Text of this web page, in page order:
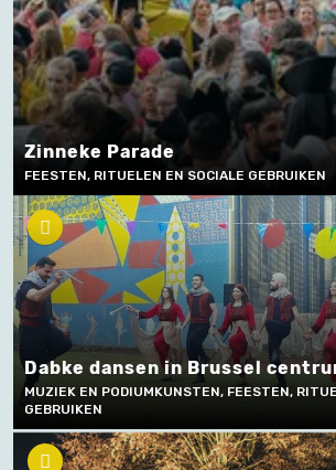
Zinneke Parade
FEESTEN, RITUELEN EN SOCIALE GEBRUIKEN
Dabke dansen in Brussel
MUZIEK EN PODIUMKUNSTEN, FEESTEN,
GEBRUIKEN